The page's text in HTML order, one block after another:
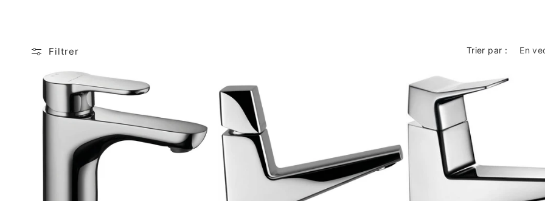
Filtrer Trier par :